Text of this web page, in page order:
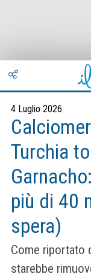
4 Luglio 2026
Turchia
più di 40
spera)
Come riportato
starebbe